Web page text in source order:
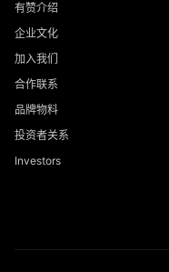
有赞介绍
企业文化
加入我们
合作联系
品牌物料
投资者关系
Investors